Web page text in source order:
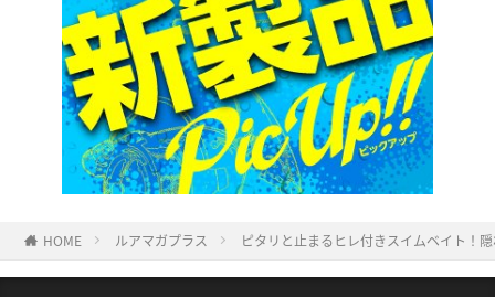
HOME ルアマガプラス ピタリと止まるヒレ付きスイムベイト！